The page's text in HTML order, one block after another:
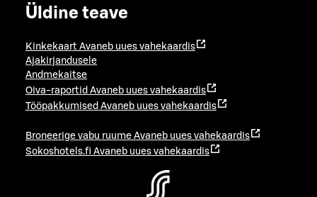
Üldine teave
Kinkekaart Avaneb uues vahekaardis
Ajakirjandusele
Andmekaitse
Oiva-raportid Avaneb uues vahekaardis
Tööpakkumised Avaneb uues vahekaardis
Broneerige vabu ruume Avaneb uues vahekaardis
Sokoshotels.fi Avaneb uues vahekaardis